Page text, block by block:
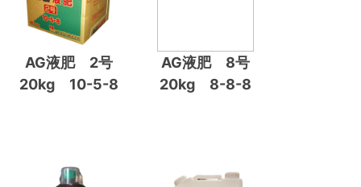
AG液肥 2号
20kg 10-5-8
AG液肥 8号
20kg 8-8-8